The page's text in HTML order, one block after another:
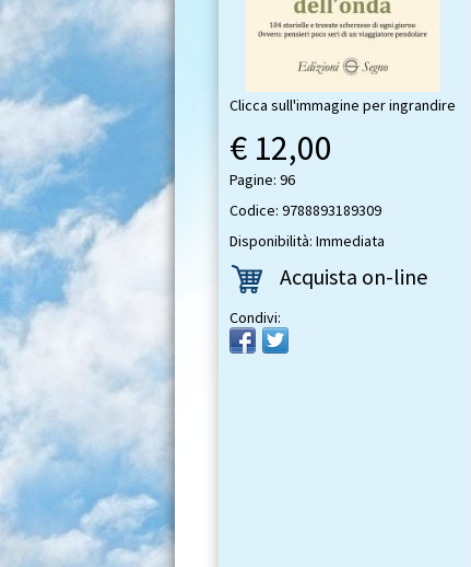
Clicca sull'immagine per ingrandire
€ 12,00
Pagine: 96
Codice: 9788893189309
Disponibilità: Immediata
Acquista on-line
Condivi: